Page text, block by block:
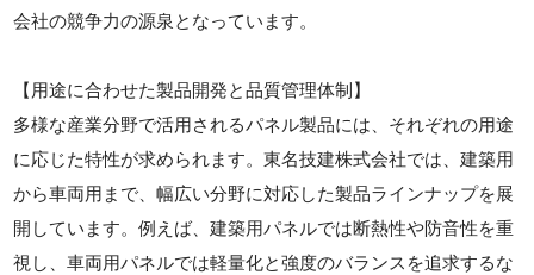
会社の競争力の源泉となっています。
【用途に合わせた製品開発と品質管理体制】
多様な産業分野で活用されるパネル製品には、それぞれの用途
に応じた特性が求められます。東名技建株式会社では、建築用
から車両用まで、幅広い分野に対応した製品ラインナップを展
開しています。例えば、建築用パネルでは断熱性や防音性を重
視し、車両用パネルでは軽量化と強度のバランスを追求するな